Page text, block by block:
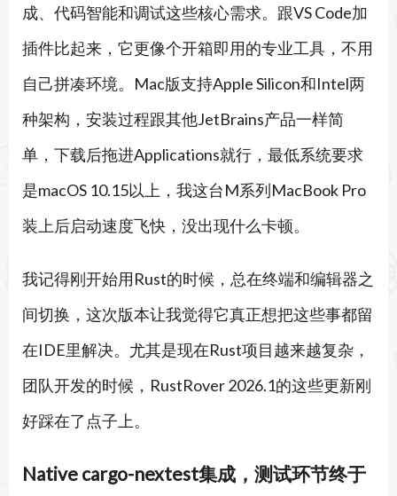
成、代码智能和调试这些核心需求。跟VS Code加
插件比起来，它更像个开箱即用的专业工具，不用
自己拼凑环境。Mac版支持Apple Silicon和Intel两
种架构，安装过程跟其他JetBrains产品一样简
单，下载后拖进Applications就行，最低系统要求
是macOS 10.15以上，我这台M系列MacBook Pro
装上后启动速度飞快，没出现什么卡顿。
我记得刚开始用Rust的时候，总在终端和编辑器之
间切换，这次版本让我觉得它真正想把这些事都留
在IDE里解决。尤其是现在Rust项目越来越复杂，
团队开发的时候，RustRover 2026.1的这些更新刚
好踩在了点子上。
Native cargo-nextest集成，测试环节终于